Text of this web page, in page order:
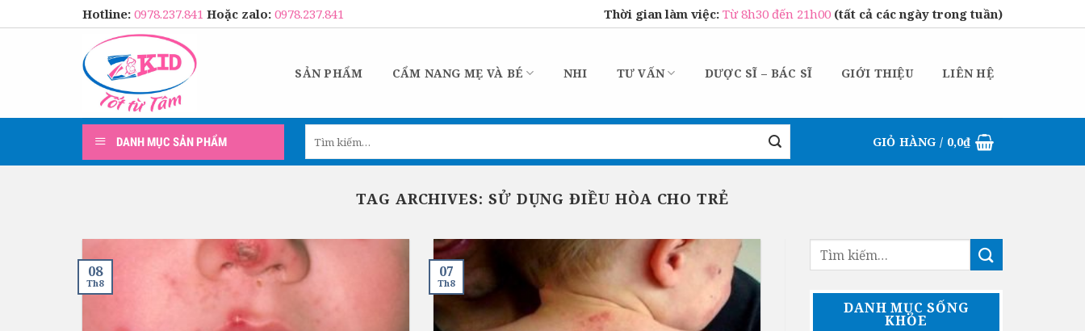
to
Hotline: 0978.237.841 Hoặc zalo: 0978.237.841 Thời gian làm việc: Từ 8h30 đến 21h00 (tất cả các ngày trong tuần)
SẢN PHẨM CẨM NANG MẸ VÀ BÉ NHI TƯ VẤN DƯỢC SĨ – BÁC SĨ GIỚI THIỆU LIÊN HỆ
DANH MỤC SẢN PHẨM
kiếm:
GIỎ HÀNG / 0,0₫
TAG ARCHIVES: SỬ DỤNG ĐIỀU HÒA CHO TRẺ
08
Th8
07
Th8
DANH MỤC SỐNG
KHỎE